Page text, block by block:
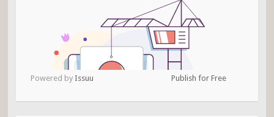
Powered by Issuu Publish for Free